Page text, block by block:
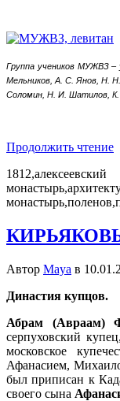
Группа учеников МУЖВЗ
Мельников, А. С. Янов, Н.
Соломин, Н. И. Шатилов,
Продолжить чтение
1812,алексеевский
Автор Maya в
Династия купцов.
Абрам (Авраам)
серпуховский
московское
Афанасием,
был приписан к
своего сына